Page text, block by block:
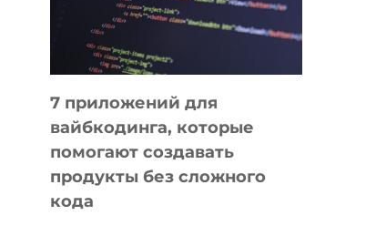
РАБОТЫ
7 приложений для
вайбкодинга, которые
помогают создавать
продукты без сложного
кода